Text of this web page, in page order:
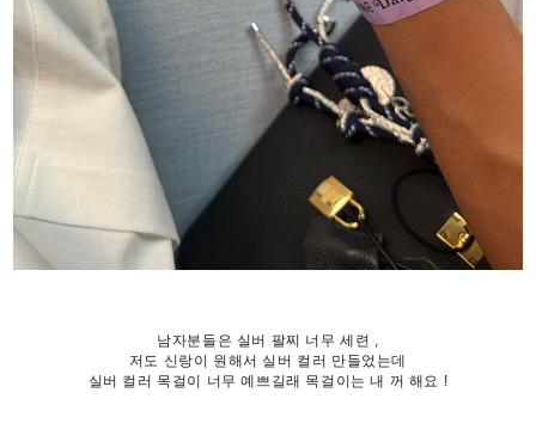
남자분들은 실버 팔찌 너무 세련 ,
저도 신랑이 원해서 실버 컬러 만들었는데
실버 컬러 목걸이 너무 예쁘길래 목걸이는 내 꺼 해요 !